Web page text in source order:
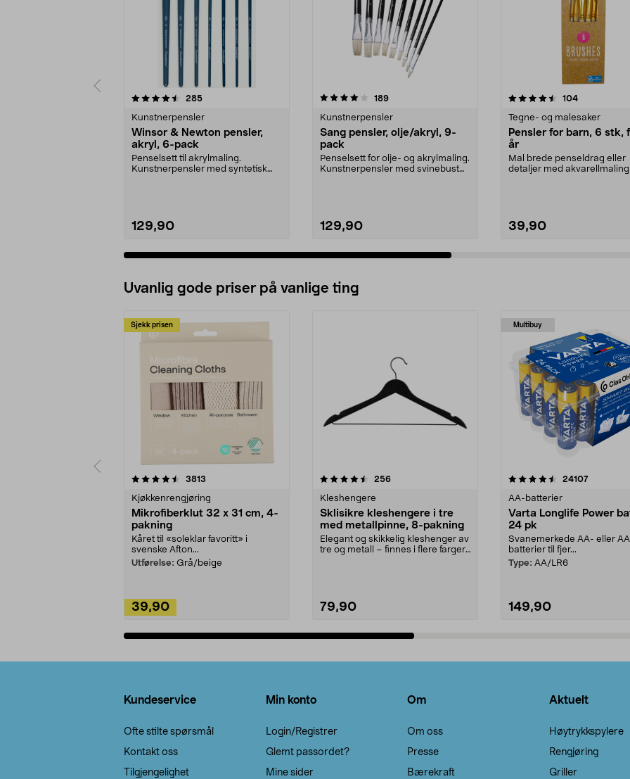
285anmeldelser
Kunstnerpensler
Winsor & Newton pensler,
akryl, 6-pack
Penselsett til akrylmaling.
Kunstnerpensler med syntetisk
129,90
4.0 av 5 stjerner 189anmeldelser
Kunstnerpensler
Sang pensler, olje/akryl, 9-
pack
Penselsett for olje- og akrylmaling.
Kunstnerpensler med svinebust
129,90
4.5 av 5 stjerner 104anmeldelser
Tegne- og malesaker
Pensler for barn, 6 stk,
år
Mal brede penseldrag eller
detaljer med
39,90
4.0 av 5 stjerner
Uvanlig gode priser på vanlige ting
Sjekk prisen
3813
Kjøkkenrengjøring
Mikrofiberklut 32 x 31 cm, 4-
pakning
Kåret til «soleklar favoritt» i
svenske Afton...
Utførelse: Grå/beige
39,90
4.5av 5 stjerner 256anmeldelser
Kleshengere
Sklisikre kleshengere i tre
med metallpinne, 8-pakning
Elegant og skikkelig kleshenger av
tre og metall – finnes i flere farger.
79,90
Multibuy
4.5av 5 stjerner 24107
AA-batterier
Varta Longlife Power
24 pk
Svanemerkede AA- eller
batterier til fjer...
Type: AA/LR6
149,90
4.5av 5 stjerner
Kundeservice
Ofte stilte spørsmål
Kontakt oss
Tilgjengelighet
Min konto
Login/Registrer
Glemt passordet?
Mine sider
Om
Om oss
Presse
Bærekraft
Aktuelt
Høytrykkspylere
Rengjøring
Griller